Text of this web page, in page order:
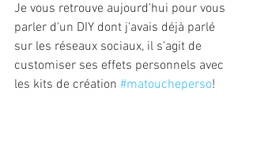
Je vous retrouve aujourd'hui pour vous
parler d'un DIY dont j'avais déjà parlé
sur les réseaux sociaux, il s'agit de
customiser ses effets personnels avec
les kits de création #matoucheperso!